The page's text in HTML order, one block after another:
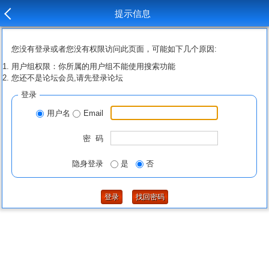
提示信息
您没有登录或者您没有权限访问此页面，可能如下几个原因:
用户组权限：你所属的用户组不能使用搜索功能
您还不是论坛会员,请先登录论坛
登录
用户名 Email
密 码
隐身登录 是 否